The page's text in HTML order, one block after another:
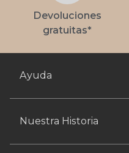
Devoluciones
gratuitas*
Ayuda
Nuestra Historia